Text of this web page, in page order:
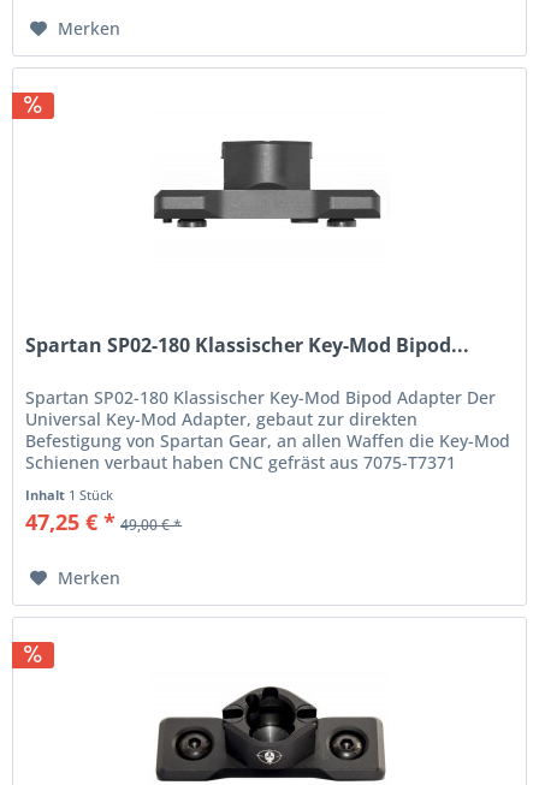
Merken
Spartan SP02-180 Klassischer Key-Mod Bipod...
Spartan SP02-180 Klassischer Key-Mod Bipod Adapter Der
Universal Key-Mod Adapter, gebaut zur direkten
Befestigung von Spartan Gear, an allen Waffen die Key-Mod
Schienen verbaut haben CNC gefräst aus 7075-T7371
Inhalt 1 Stück
47,25 € * 49,00 € *
Merken